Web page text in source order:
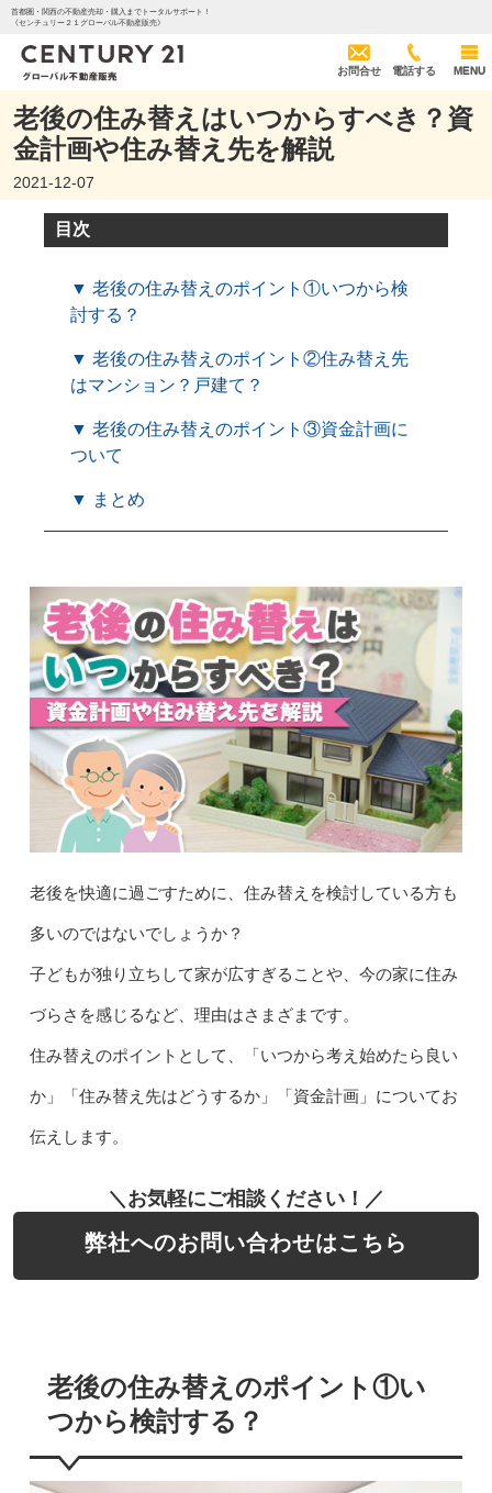
首都圏・関西の不動産売却・購入までトータルサポート！
《センチュリー２１グローバル不動産販売》
お問合せ 電話する MENU
老後の住み替えはいつからすべき？資
金計画や住み替え先を解説
2021-12-07
目次
▼ 老後の住み替えのポイント①いつから検
討する？
▼ 老後の住み替えのポイント②住み替え先
はマンション？戸建て？
▼ 老後の住み替えのポイント③資金計画に
ついて
▼ まとめ
老後を快適に過ごすために、住み替えを検討している方も
多いのではないでしょうか？
子どもが独り立ちして家が広すぎることや、今の家に住み
づらさを感じるなど、理由はさまざまです。
住み替えのポイントとして、「いつから考え始めたら良い
か」「住み替え先はどうするか」「資金計画」についてお
伝えします。
＼お気軽にご相談ください！／
弊社へのお問い合わせはこちら
老後の住み替えのポイント①い
つから検討する？